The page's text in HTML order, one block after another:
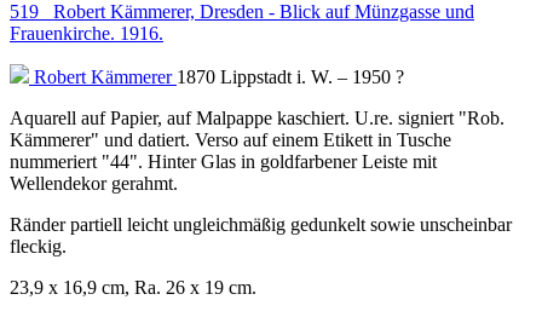
519 Robert Kämmerer, Dresden - Blick auf Münzgasse und
Frauenkirche. 1916.
Robert Kämmerer 1870 Lippstadt i. W. – 1950 ?
Aquarell auf Papier, auf Malpappe kaschiert. U.re. signiert "Rob.
Kämmerer" und datiert. Verso auf einem Etikett in Tusche
nummeriert "44". Hinter Glas in goldfarbener Leiste mit
Wellendekor gerahmt.
Ränder partiell leicht ungleichmäßig gedunkelt sowie unscheinbar
fleckig.
23,9 x 16,9 cm, Ra. 26 x 19 cm.